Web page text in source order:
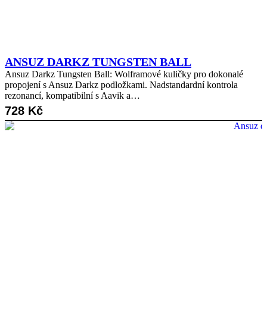
ANSUZ DARKZ TUNGSTEN BALL
Ansuz Darkz Tungsten Ball: Wolframové kuličky pro dokonalé
propojení s Ansuz Darkz podložkami. Nadstandardní kontrola
rezonancí, kompatibilní s Aavik a…
728 Kč